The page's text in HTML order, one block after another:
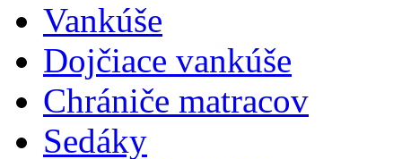
Vankúše
Dojčiace vankúše
Chrániče matracov
Sedáky